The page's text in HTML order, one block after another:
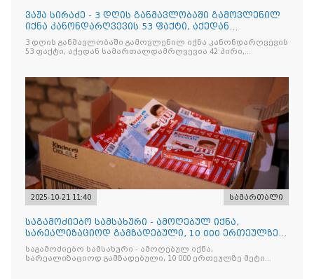
ვაჟა სირაძე - 3 დღის განმავლობაში გამოვლენილ
იქნა კანონდარღვევის 53 ფაქტი, აქედან
სამართალდამრღვევია
3 დღის განმავლობაში გამოვლენილ იქნა კანონდარღვევის
53 ფაქტი, აქედან სამართალდამრღვევია 42 პირი,
2025-10-21 11:40 სამართალი
საგამოძიებო სამსახური - ამოღებულ იქნა,
სარეალიზაციოდ გამზადებული, 10 000 ერთეულზე
მეტი „Jacobs Monar
საგამოძიებო სამსახური - ამოღებულ იქნა,
სარეალიზაციოდ გამზადებული, 10 000 ერთეულზე მეტი